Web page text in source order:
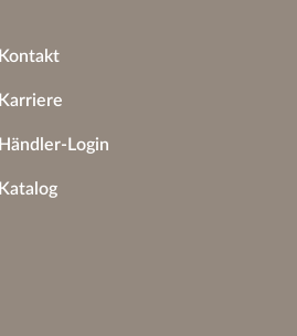
Kontakt
Karriere
Händler-Login
Katalog